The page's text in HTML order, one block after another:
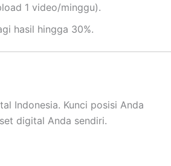
1 video/minggu).
hasil hingga 30%.
Indonesia. Kunci posisi Anda
digital Anda sendiri.